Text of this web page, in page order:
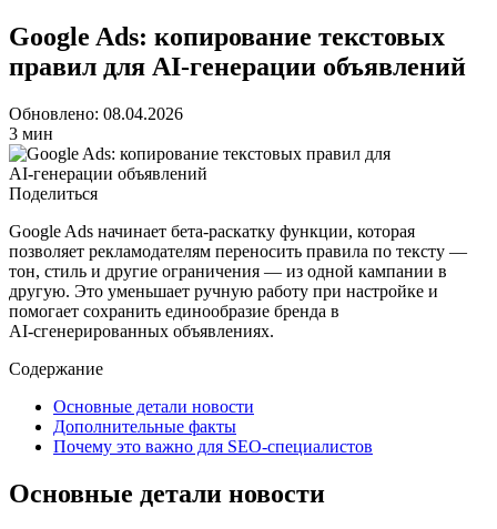
Google Ads: копирование текстовых
правил для AI‑генерации объявлений
Обновлено: 08.04.2026
3 мин
Поделиться
Google Ads начинает бета‑раскатку функции, которая
позволяет рекламодателям переносить правила по тексту —
тон, стиль и другие ограничения — из одной кампании в
другую. Это уменьшает ручную работу при настройке и
помогает сохранить единообразие бренда в
AI‑сгенерированных объявлениях.
Содержание
Основные детали новости
Дополнительные факты
Почему это важно для SEO‑специалистов
Основные детали новости